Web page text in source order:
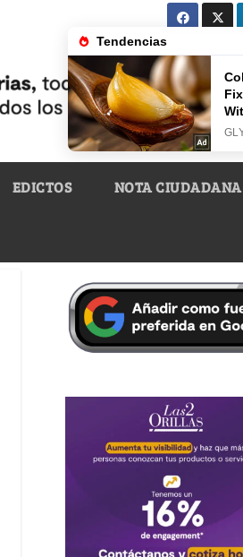
EDICTOS NOTA CIUDADANA